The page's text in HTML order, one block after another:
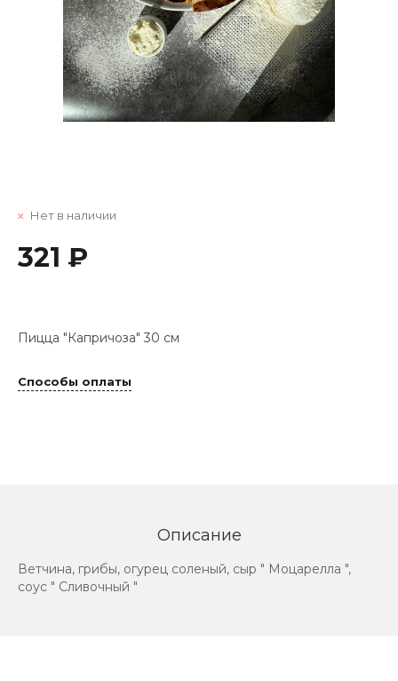
Нет в наличии
321 ₽
Пицца "Капричоза" 30 см
Способы оплаты
Описание
Ветчина, грибы, огурец соленый, сыр " Моцарелла ",
соус " Сливочный "